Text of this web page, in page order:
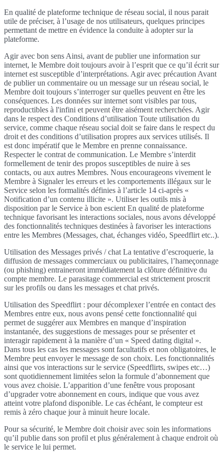
En qualité de plateforme technique de réseau social, il nous parait
utile de préciser, à l’usage de nos utilisateurs, quelques principes
permettant de mettre en évidence la conduite à adopter sur la
plateforme.
Agir avec bon sens Ainsi, avant de publier une information sur
internet, le Membre doit toujours avoir à l’esprit que ce qu’il écrit sur
internet est susceptible d’interprétations. Agir avec précaution Avant
de publier un commentaire ou un message sur un réseau social, le
Membre doit toujours s’interroger sur quelles peuvent en être les
conséquences. Les données sur internet sont visibles par tous,
reproductibles à l'infini et peuvent être aisément recherchées. Agir
dans le respect des Conditions d’utilisation Toute utilisation du
service, comme chaque réseau social doit se faire dans le respect du
droit et des conditions d’utilisation propres aux services utilisés. Il
est donc impératif que le Membre en prenne connaissance.
Respecter le contrat de communication. Le Membre s’interdit
formellement de tenir des propos susceptibles de nuire à ses
contacts, ou aux autres Membres. Nous encourageons vivement le
Membre à Signaler les erreurs et les comportements illégaux sur le
Service selon les formalités définies à l’article 14 ci-après «
Notification d’un contenu illicite ». Utiliser les outils mis à
disposition par le Service à bon escient En qualité de plateforme
technique favorisant les interactions sociales, nous avons développé
des fonctionnalités techniques destinées à favoriser les interactions
entre les Membres (Messages, chat, échanges vidéo, Speedflirt etc..).
Utilisation des Messages privés / chat La tentative d’escroquerie, la
diffusion de messages commerciaux ou publicitaires, l’hameçonnage
(ou phishing) entraineront immédiatement la clôture définitive du
compte membre. Le parasitage commercial est strictement proscrit
sur les profils ou dans les messages et chat privés.
Utilisation des Speedflirt : pour décomplexer l’entrée en contact des
Membres entre eux, nous avons pensé cette fonctionnalité qui
permet de suggérer aux Membres en manque d’inspiration
instantanée, des suggestions de messages pour se présenter et
interagir rapidement à la manière d’un « Speed dating digital ».
Dans tous les cas les messages sont facultatifs et non obligatoires, le
Membre peut envoyer le message de son choix. Les fonctionnalités
ainsi que vos interactions sur le service (Speedflirts, swipes etc…)
sont quotidiennement limitées selon la formule d’abonnement que
vous avez choisie. L’apparition d’une fenêtre vous proposant
d’upgrader votre abonnement en cours, indique que vous avez
atteint votre plafond disponible. Le cas échéant, le compteur est
remis à zéro chaque jour à minuit heure locale.
Pour sa sécurité, le Membre doit choisir avec soin les informations
qu’il publie dans son profil et plus généralement à chaque endroit où
le service le lui permet.